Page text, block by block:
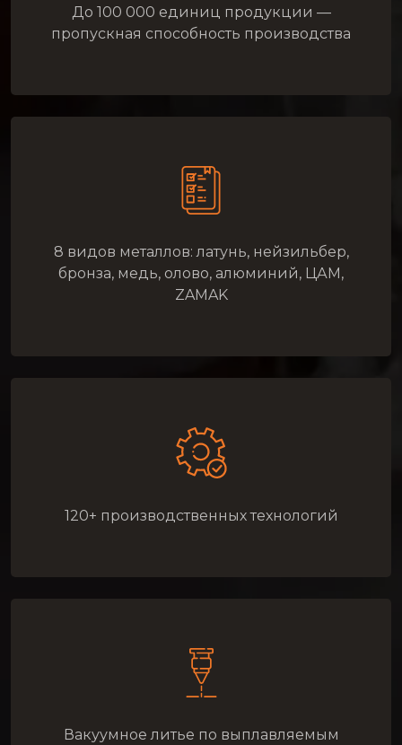
До 100 000 единиц продукции —
пропускная способность производства
8 видов металлов: латунь, нейзильбер,
бронза, медь, олово, алюминий, ЦАМ,
ZAMAK
120+ производственных технологий
Вакуумное литье по выплавляемым